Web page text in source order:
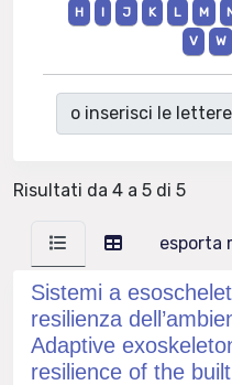
H
I J K L M
V
W
o inserisci le
Risultati da 4 a 5 di 5
esporta
Sistemi a
resilienza
Adaptive
resilience of the